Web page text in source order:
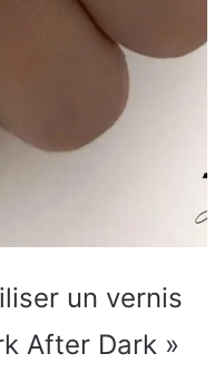
un vernis
After Dark »